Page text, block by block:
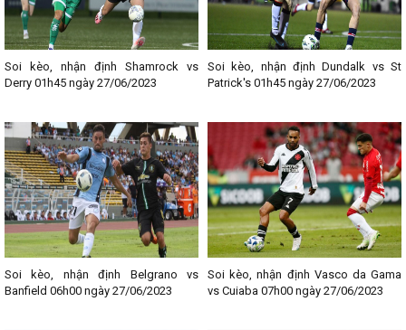
Soi kèo, nhận định Shamrock vs
Derry 01h45 ngày 27/06/2023
Soi kèo, nhận định Dundalk vs St
Patrick's 01h45 ngày 27/06/2023
Soi kèo, nhận định Belgrano vs
Banfield 06h00 ngày 27/06/2023
Soi kèo, nhận định Vasco da Gama
vs Cuiaba 07h00 ngày 27/06/2023